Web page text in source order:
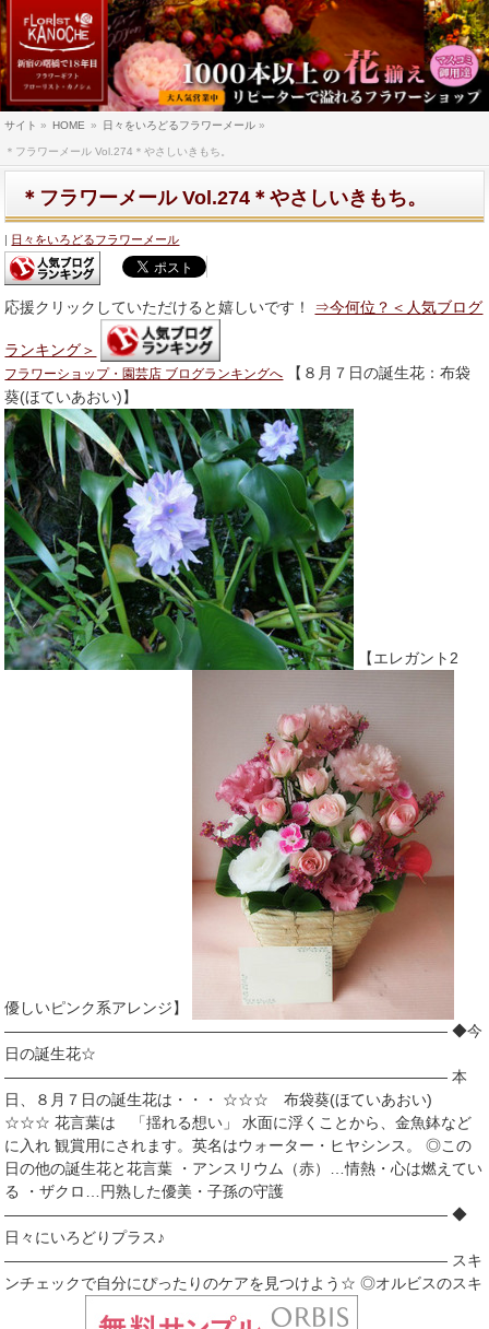
サイト » HOME » 日々をいろどるフラワーメール »
＊フラワーメール Vol.274＊やさしいきもち。
＊フラワーメール Vol.274＊やさしいきもち。
日々をいろどるフラワーメール
応援クリックしていただけると嬉しいです！ ⇒今何位？＜人気ブログ
ランキング＞
フラワーショップ・園芸店 ブログランキングへ
【８月７日の誕生花：布袋
葵(ほていあおい)】
【エレガント2
優しいピンク系アレンジ】
――――――――――――――――――――――――――――― ◆今
日の誕生花☆
――――――――――――――――――――――――――――― 本
日、８月７日の誕生花は・・・ ☆☆☆ 布袋葵(ほていあおい)
☆☆☆ 花言葉は 「揺れる想い」 水面に浮くことから、金魚鉢など
に入れ 観賞用にされます。英名はウォーター・ヒヤシンス。 ◎この
日の他の誕生花と花言葉 ・アンスリウム（赤）…情熱・心は燃えてい
る ・ザクロ…円熟した優美・子孫の守護
――――――――――――――――――――――――――――― ◆
日々にいろどりプラス♪
――――――――――――――――――――――――――――― スキ
ンチェックで自分にぴったりのケアを見つけよう☆ ◎オルビスのスキ